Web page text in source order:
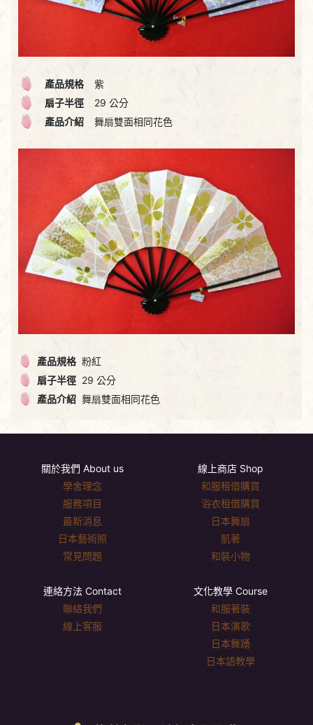
產品規格
紫
扇子半徑
29 公分
產品介紹
舞扇雙面相同花色
產品規格 粉紅
扇子半徑 29 公分
產品介紹 舞扇雙面相同花色
關於我們 About us
學舍理念
服務項目
最新消息
日本藝術照
常見問題
線上商店 Shop
和服租借購買
浴衣租借購買
日本舞扇
肌著
和裝小物
連絡方法 Contact
聯絡我們
線上客服
文化教學 Course
和服著裝
日本演歌
日本舞踴
日本語教學